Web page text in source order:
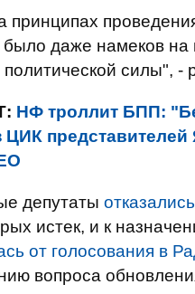
даже намеков на
силы", -
НФ троллит БПП:
представителей
депутаты
истек, и к
от голосования в
вопроса